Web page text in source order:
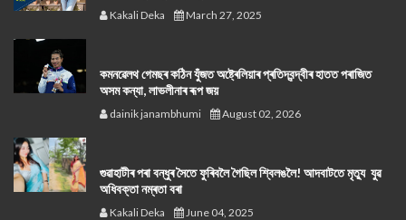
Kakali Deka March 27, 2025
কমনৱেলথ গেমছৰ কঠিন যুঁজত অষ্ট্ৰেলিয়াৰ প্ৰতিদ্বন্দ্বীৰ হাতত পৰাজিত
অসম কন্যা, লাভলীনাৰ ৰূপ জয়
dainik janambhumi August 02, 2026
গুৱাহাটীৰ পৰা বন্ধুৰ সৈতে ফুৰিবলৈ গৈছিল শ্বিলঙলৈ! আদবাটতে মৃত্যু যুৱ
অধিবক্তা নম্ৰতা বৰা
Kakali Deka June 04, 2025